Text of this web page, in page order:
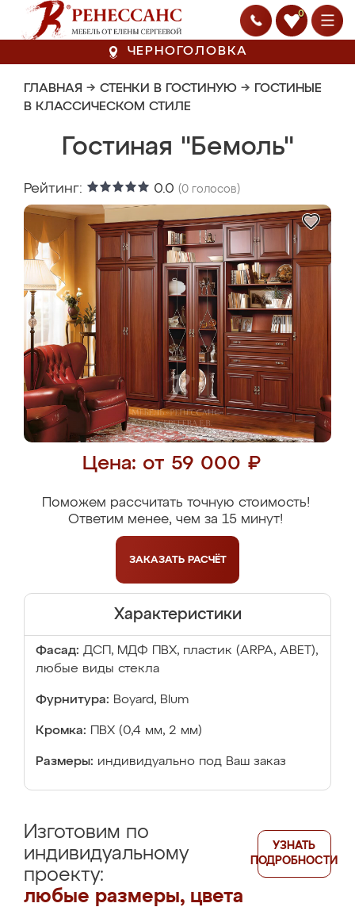
0
ЧЕРНОГОЛОВКА
ГЛАВНАЯ → СТЕНКИ В ГОСТИНУЮ → ГОСТИНЫЕ
В КЛАССИЧЕСКОМ СТИЛЕ
Гостиная "Бемоль"
Рейтинг: 0.0 (0 голосов)
Цена: от 59 000 ₽
Поможем рассчитать точную стоимость!
Ответим менее, чем за 15 минут!
ЗАКАЗАТЬ РАСЧЁТ
Характеристики
Фасад: ДСП, МДФ ПВХ, пластик (ARPA, ABET),
любые виды стекла
Фурнитура: Boyard, Blum
Кромка: ПВХ (0,4 мм, 2 мм)
Размеры: индивидуально под Ваш заказ
Изготовим по
индивидуальному
проекту:
любые размеры, цвета
УЗНАТЬ
ПОДРОБНОСТИ